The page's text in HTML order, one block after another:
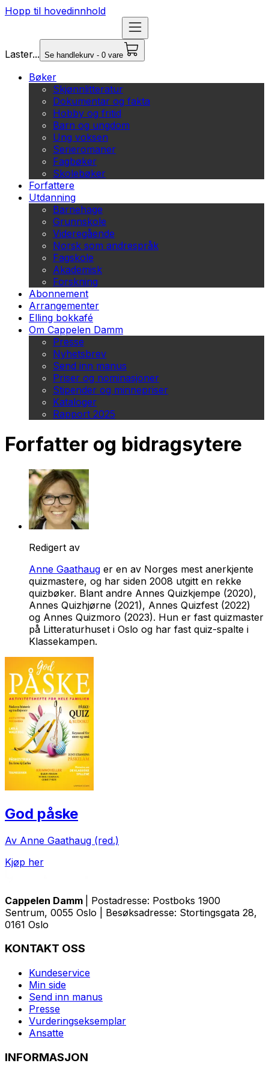
Hopp til hovedinnhold
Laster... Se handlekurv - 0 vare
Bøker
Skjønnlitteratur
Dokumentar og fakta
Hobby og fritid
Barn og ungdom
Ung voksen
Serieromaner
Fagbøker
Skolebøker
Forfattere
Utdanning
Barnehage
Grunnskole
Videregående
Norsk som andrespråk
Fagskole
Akademisk
Forskning
Abonnement
Arrangementer
Elling bokkafé
Om Cappelen Damm
Presse
Nyhetsbrev
Send inn manus
Priser og nominasjoner
Stipender og minnepriser
Kataloger
Rapport 2025
Forfatter og bidragsytere
Redigert av
Anne Gaathaug er en av Norges mest anerkjente
quizmastere, og har siden 2008 utgitt en rekke
quizbøker. Blant andre Annes Quizkjempe (2020),
Annes Quizhjørne (2021), Annes Quizfest (2022)
og Annes Quizmoro (2023). Hun er fast quizmaster
på Litteraturhuset i Oslo og har fast quiz-spalte i
Klassekampen.
God påske
Av Anne Gaathaug (red.)
Kjøp her
Cappelen Damm
| Postadresse: Postboks 1900
Sentrum, 0055 Oslo | Besøksadresse: Stortingsgata 28,
0161 Oslo
KONTAKT OSS
Kundeservice
Min side
Send inn manus
Presse
Vurderingseksemplar
Ansatte
INFORMASJON